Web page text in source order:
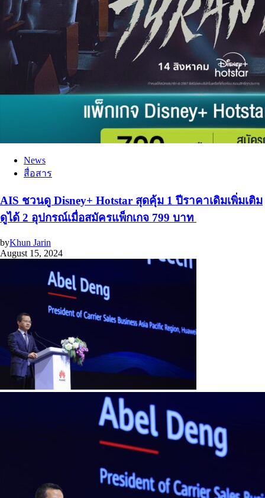
News
สื่อสาร
AIS ชวนดู Disney+ Hotstar สุดคุ้ม 1 ปีราคาเดิมเพิ่มเติม
ดูได้ 2 อุปกรณ์เมื่อสมัครแพ็กเกจ 799 บาท
byKhun Jarin
August 15, 2024